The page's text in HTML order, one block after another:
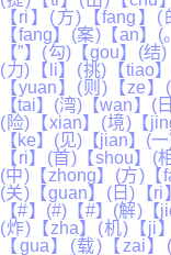
【ri】(方)【fang】
【fang】(案)【an】
【”】(勾)【gou】(
(力)【li】(挑)【tiao
【yuan】(则)【ze
【tai】(湾)【wan】(
(险)【xian】(境)【
【ke】(见)【jian】(
【ri】(首)【shou】(
(中)【zhong】(方)【
(关)【guan】(日)【
【#】(#)【#】(解)【
(炸)【zha】(机)【ji
【gua】(载)【zai